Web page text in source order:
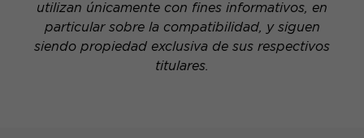
utilizan únicamente con fines informativos, en
particular sobre la compatibilidad, y siguen
siendo propiedad exclusiva de sus respectivos
titulares.